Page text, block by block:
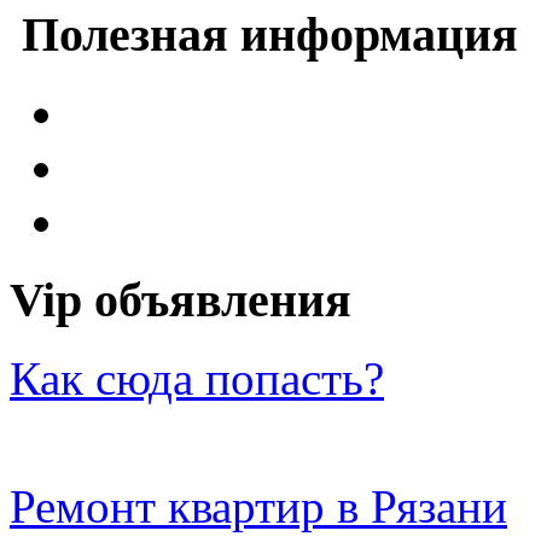
Полезная информация
Vip объявления
Как сюда попасть?
Ремонт квартир в Рязани